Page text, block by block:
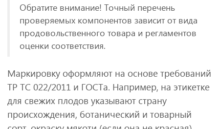
Обратите внимание! Точный перечень
проверяемых компонентов зависит от вида
продовольственного товара и регламентов
оценки соответствия.
Маркировку оформляют на основе требований
ТР ТС 022/2011 и ГОСТа. Например, на этикетке
для свежих плодов указывают страну
происхождения, ботанический и товарный